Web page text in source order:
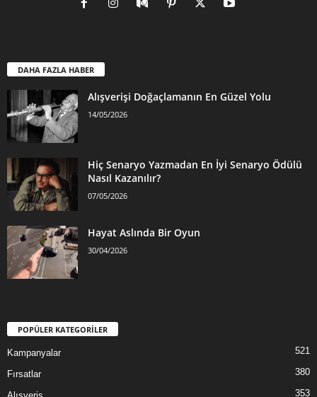
DAHA FAZLA HABER
Alışverişi Doğaçlamanın En Güzel Yolu
14/05/2026
Hiç Senaryo Yazmadan En İyi Senaryo Ödülü
Nasıl Kazanılır?
07/05/2026
Hayat Aslında Bir Oyun
30/04/2026
POPÜLER KATEGORİLER
Kampanyalar 521
Fırsatlar 380
353